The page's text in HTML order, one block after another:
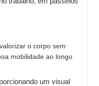
o corpo sem
mobilidade ao longo
um visual